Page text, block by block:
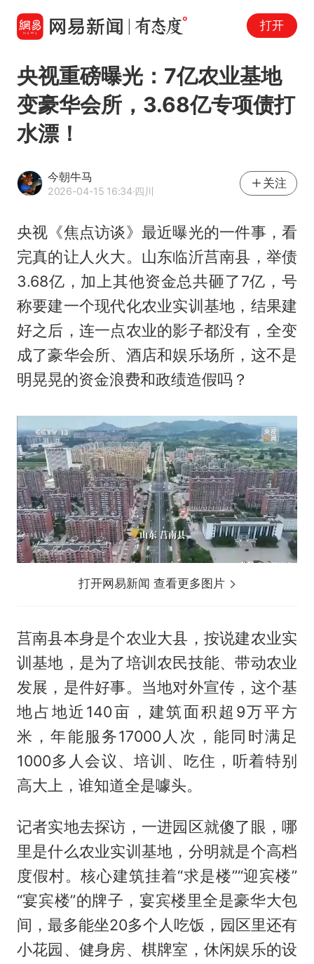
打开
央视重磅曝光：7亿农业基地
变豪华会所，3.68亿专项债打
水漂！
今朝牛马
2026-04-15 16:34·四川
关注
央视《焦点访谈》最近曝光的一件事，看
完真的让人火大。山东临沂莒南县，举债
3.68亿，加上其他资金总共砸了7亿，号
称要建一个现代化农业实训基地，结果建
好之后，连一点农业的影子都没有，全变
成了豪华会所、酒店和娱乐场所，这不是
明晃晃的资金浪费和政绩造假吗？
打开网易新闻 查看更多图片
莒南县本身是个农业大县，按说建农业实
训基地，是为了培训农民技能、带动农业
发展，是件好事。当地对外宣传，这个基
地占地近140亩，建筑面积超9万平方
米，年能服务17000人次，能同时满足
1000多人会议、培训、吃住，听着特别
高大上，谁知道全是噱头。
记者实地去探访，一进园区就傻了眼，哪
里是什么农业实训基地，分明就是个高档
度假村。核心建筑挂着“求是楼”“迎宾楼”
“宴宾楼”的牌子，宴宾楼里全是豪华大包
间，最多能坐20多个人吃饭，园区里还有
小花园、健身房、棋牌室，休闲娱乐的设